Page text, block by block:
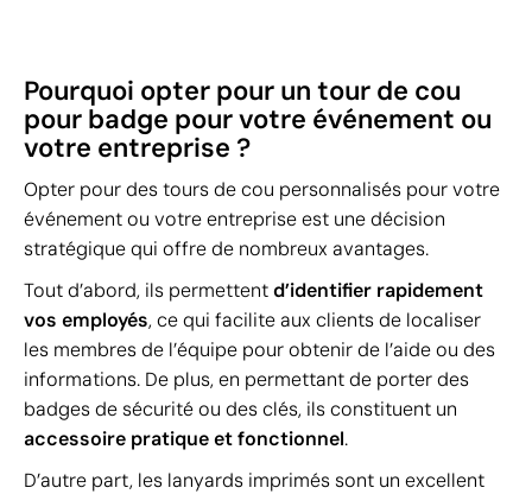
Pourquoi opter pour un tour de cou
pour badge pour votre événement ou
votre entreprise ?
Opter pour des tours de cou personnalisés pour votre
événement ou votre entreprise est une décision
stratégique qui offre de nombreux avantages.
Tout d’abord, ils permettentd’identifier rapidement
vos employés, ce qui facilite aux clients de localiser
les membres de l’équipe pour obtenir de l’aide ou des
informations. De plus, en permettant de porter des
badges de sécurité ou des clés, ils constituent un
accessoire pratique et fonctionnel.
D’autre part, les lanyards imprimés sont un excellent